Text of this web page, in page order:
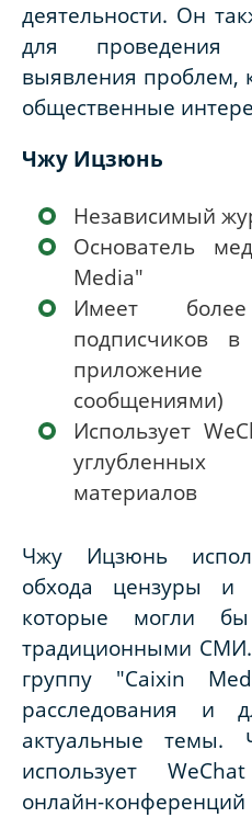
деятельности. Он
для проведения
выявления проблем,
общественные
Чжу Ицзюнь
Независимый
Основатель
Media"
Имеет
подписчиков в
сообщениями)
Использует
материалов
Чжу Ицзюнь
обхода цензуры и
которые могли
традиционными
группу "Caixin
расследования и
актуальные темы.
использует
онлайн-